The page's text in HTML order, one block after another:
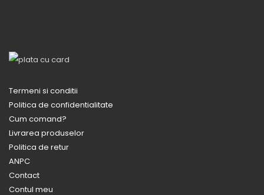
Termeni si conditii
Politica de confidentialitate
Cum comand?
Livrarea produselor
Politica de retur
ANPC
Contact
Contul meu